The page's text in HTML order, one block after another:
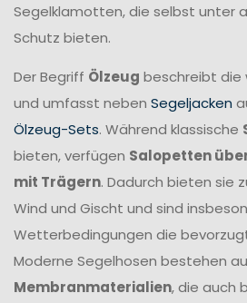
Segelklamotten, die selbst unter
Schutz bieten.
Der Begriff Ölzeug beschreibt die
und umfasst neben Segeljacken
Ölzeug-Sets. Während klassische
bieten, verfügen Salopetten
mit Trägern. Dadurch bieten sie
Wind und Gischt und sind
Wetterbedingungen die
Moderne Segelhosen bestehen
Membranmaterialien, die auch